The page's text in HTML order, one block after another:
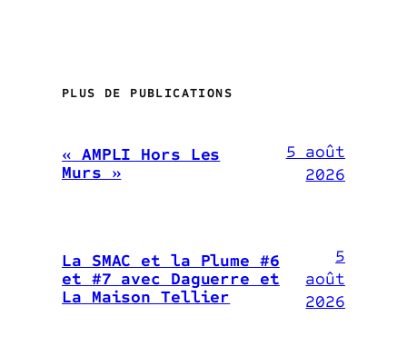
PLUS DE PUBLICATIONS
« AMPLI Hors Les
Murs »
5 août
2026
La SMAC et la Plume #6
et #7 avec Daguerre et
La Maison Tellier
5
août
2026